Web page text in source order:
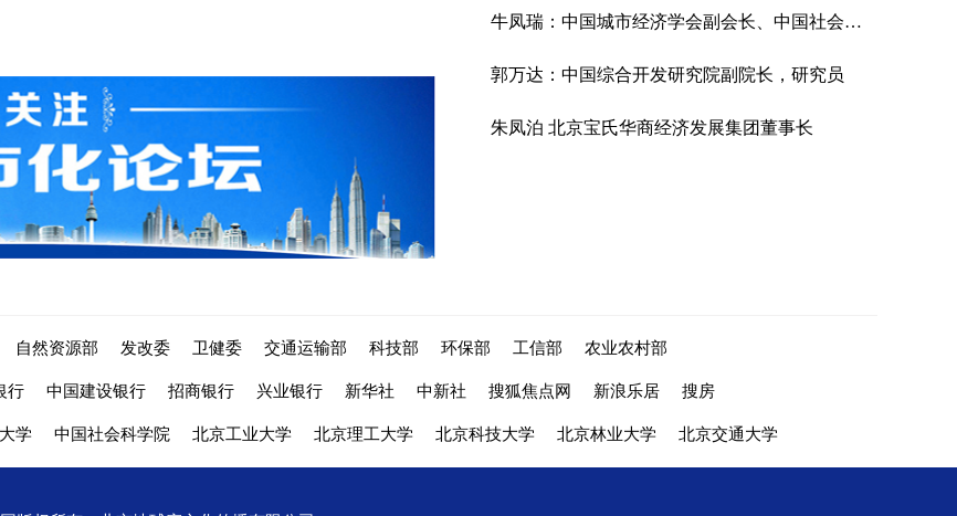
牛凤瑞：中国城市经济学会副会长、中国社会科学院城市发展与环境研究所研究员
郭万达：中国综合开发研究院副院长，研究员
朱凤泊 北京宝氏华商经济发展集团董事长
自然资源部 发改委 卫健委 交通运输部 科技部 环保部 工信部 农业农村部
行 中国建设银行 招商银行 兴业银行 新华社 中新社 搜狐焦点网 新浪乐居 搜房
学 中国社会科学院 北京工业大学 北京理工大学 北京科技大学 北京林业大学 北京交通大学